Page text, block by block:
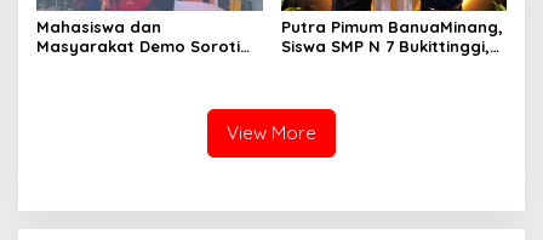
Mahasiswa dan
Masyarakat Demo Soroti
Putra Pimum BanuaMinang,
Siswa SMP N 7 Bukittinggi,
Kejuaraan Karate Jam
Gadang Inkanas Bukittinggi
View More